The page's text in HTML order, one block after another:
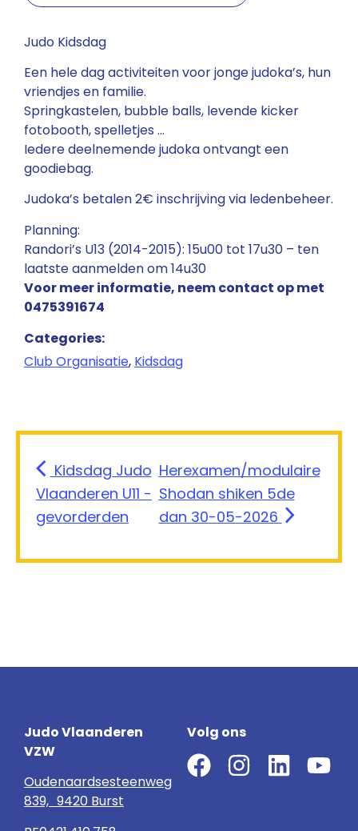
Judo Kidsdag
Een hele dag activiteiten voor jonge judoka’s, hun
vriendjes en familie.
Springkastelen, bubble balls, levende kicker
fotobooth, spelletjes …
Iedere deelnemende judoka ontvangt een
goodiebag.
Judoka’s betalen 2€ inschrijving via ledenbeheer.
Planning:
Randori’s U13 (2014-2015): 15u00 tot 17u30 – ten
laatste aanmelden om 14u30
Voor meer informatie, neem contact op met
0475391674
Categories:
Club Organisatie, Kidsdag
Kidsdag Judo
Vlaanderen U11 -
gevorderden
Herexamen/modulaire
Shodan shiken 5de
dan 30-05-2026
Judo Vlaanderen
VZW
Oudenaardsesteenweg
839, 9420 Burst
Volg ons